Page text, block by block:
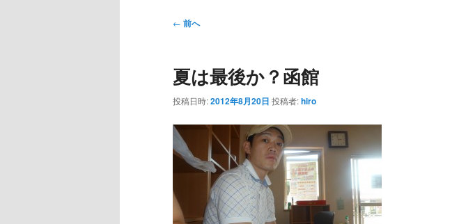
投
ビ
ゲ
ー
シ
ョ
ン
← 前へ
夏は最後か？函館
投稿日時:2012年8月20日 投稿者:hiro